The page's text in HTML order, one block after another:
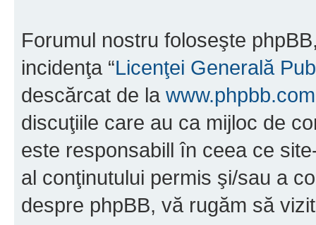
Forumul nostru foloseşte
incidenţa “Licenţei Generală
descărcat de la www.phpbb.com
discuţiile care au ca mijloc de
este responsabill în ceea ce
al conţinutului permis şi/sau a
despre phpBB, vă rugăm să